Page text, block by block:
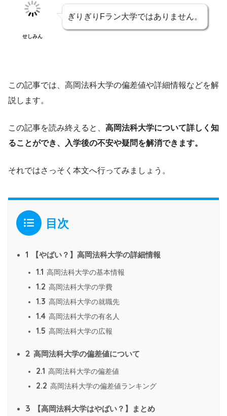
せしみん
ぎりぎりFラン大学ではありません。
この記事では、高岡法科大学の偏差値や詳細情報などを解
説します。
この記事を読み終えると、 高岡法科大学について詳しく知
ることができ、入学後の不安や疑問を解消できます。
それではさっそく本文へ行ってみましょう。
目次
1 【やばい？】高岡法科大学の詳細情報
1.1 高岡法科大学の基本情報
1.2 高岡法科大学の学費
1.3 高岡法科大学の就職先
1.4 高岡法科大学の有名人
1.5 高岡法科大学の広報
2 高岡法科大学の偏差値について
2.1 高岡法科大学の偏差値
2.2 高岡法科大学の偏差値ランキング
3 【高岡法科大学はやばい？】まとめ